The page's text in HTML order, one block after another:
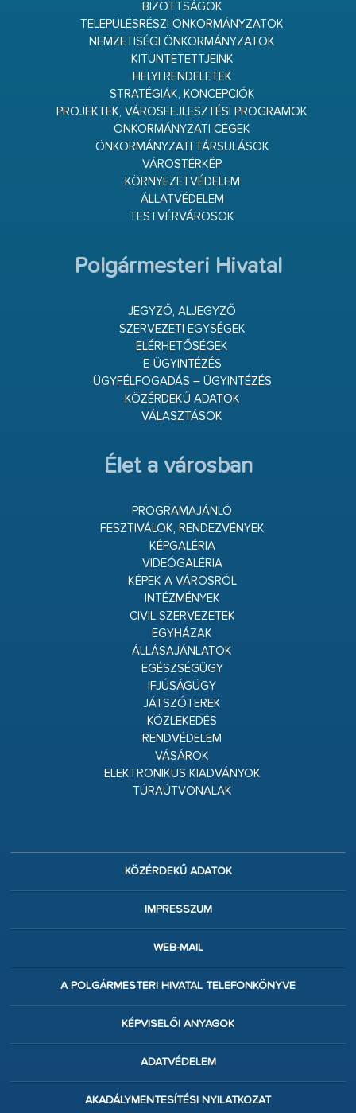
BIZOTTSÁGOK
TELEPÜLÉSRÉSZI ÖNKORMÁNYZATOK
NEMZETISÉGI ÖNKORMÁNYZATOK
KITÜNTETETTJEINK
HELYI RENDELETEK
STRATÉGIÁK, KONCEPCIÓK
PROJEKTEK, VÁROSFEJLESZTÉSI PROGRAMOK
ÖNKORMÁNYZATI CÉGEK
ÖNKORMÁNYZATI TÁRSULÁSOK
VÁROSTÉRKÉP
KÖRNYEZETVÉDELEM
ÁLLATVÉDELEM
TESTVÉRVÁROSOK
Polgármesteri Hivatal
JEGYZŐ, ALJEGYZŐ
SZERVEZETI EGYSÉGEK
ELÉRHETŐSÉGEK
E-ÜGYINTÉZÉS
ÜGYFÉLFOGADÁS – ÜGYINTÉZÉS
KÖZÉRDEKŰ ADATOK
VÁLASZTÁSOK
Élet a városban
PROGRAMAJÁNLÓ
FESZTIVÁLOK, RENDEZVÉNYEK
KÉPGALÉRIA
VIDEÓGALÉRIA
KÉPEK A VÁROSRÓL
INTÉZMÉNYEK
CIVIL SZERVEZETEK
EGYHÁZAK
ÁLLÁSAJÁNLATOK
EGÉSZSÉGÜGY
IFJÚSÁGÜGY
JÁTSZÓTEREK
KÖZLEKEDÉS
RENDVÉDELEM
VÁSÁROK
ELEKTRONIKUS KIADVÁNYOK
TÚRAÚTVONALAK
KÖZÉRDEKŰ ADATOK
IMPRESSZUM
WEB-MAIL
A POLGÁRMESTERI HIVATAL TELEFONKÖNYVE
KÉPVISELŐI ANYAGOK
ADATVÉDELEM
AKADÁLYMENTESÍTÉSI NYILATKOZAT